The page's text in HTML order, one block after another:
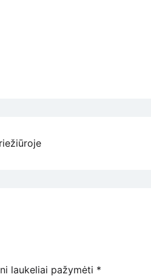
laukeliai pažymėti *